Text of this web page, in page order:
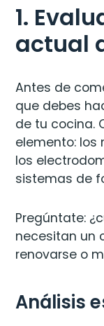
1.
actual
Antes de
que debes
de tu cocina.
elemento: los
los
sistemas de
Pregúntate:
necesitan un
renovarse o
Análisis